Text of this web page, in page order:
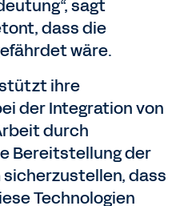
sagt
dass die
wäre.
ihre
der Integration von
durch
Bereitstellung der
sicherzustellen, dass
Technologien